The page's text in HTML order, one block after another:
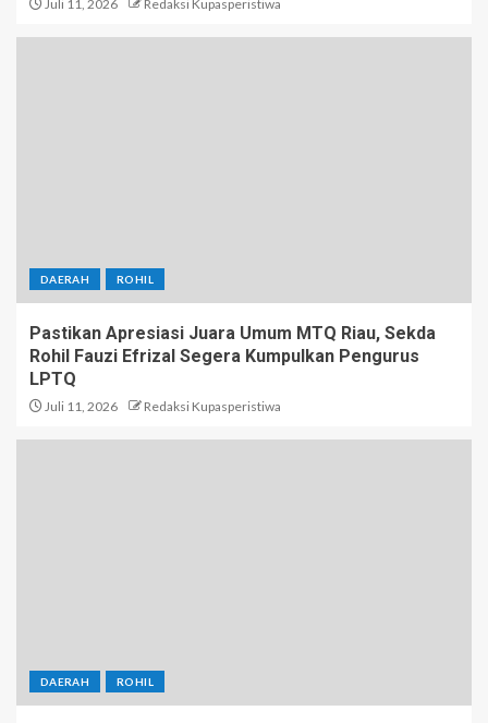
Juli 11, 2026 Redaksi Kupasperistiwa
DAERAH ROHIL
Pastikan Apresiasi Juara Umum MTQ Riau, Sekda
Rohil Fauzi Efrizal Segera Kumpulkan Pengurus
LPTQ
Juli 11, 2026 Redaksi Kupasperistiwa
DAERAH ROHIL